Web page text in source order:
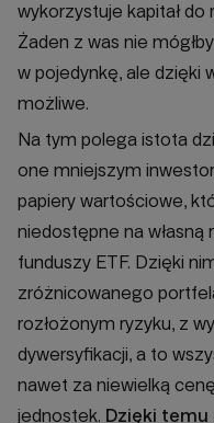
wykorzystuje kapitał do
Żaden z was nie
w pojedynkę, ale dzięki
możliwe.
Na tym polega istota
one mniejszym
papiery wartościowe,
niedostępne na
funduszy ETF. Dzięki
zróżnicowanego
rozłożonym ryzyku, z
dywersyfikacji, a to
nawet za niewielką
jednostek. Dzięki temu